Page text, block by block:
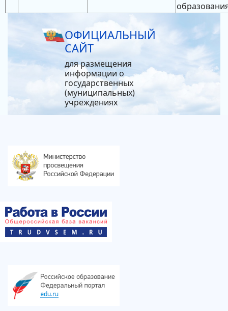
ОФИЦИАЛЬНЫЙ
САЙТ
для размещения
информации о
государственных
(муниципальных)
учреждениях